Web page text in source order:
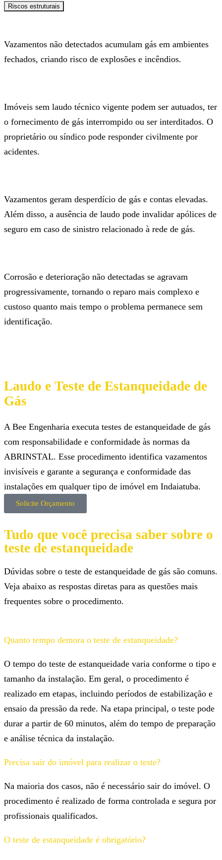
Riscos estruturais
Vazamentos não detectados acumulam gás em ambientes
fechados, criando risco de explosões e incêndios.
Imóveis sem laudo técnico vigente podem ser autuados, ter
o fornecimento de gás interrompido ou ser interditados. O
proprietário ou síndico pode responder civilmente por
acidentes.
Vazamentos geram desperdício de gás e contas elevadas.
Além disso, a ausência de laudo pode invalidar apólices de
seguro em caso de sinistro relacionado à rede de gás.
Corrosão e deterioração não detectadas se agravam
progressivamente, tornando o reparo mais complexo e
custoso quanto mais tempo o problema permanece sem
identificação.
Laudo e Teste de Estanqueidade de
Gás
A Bee Engenharia executa testes de estanqueidade de gás
com responsabilidade e conformidade às normas da
ABRINSTAL. Esse procedimento identifica vazamentos
invisíveis e garante a segurança e conformidade das
instalações em qualquer tipo de imóvel em Indaiatuba.
Solicite Orçamento
Tudo que você precisa saber sobre o
teste de estanqueidade
Dúvidas sobre o teste de estanqueidade de gás são comuns.
Veja abaixo as respostas diretas para as questões mais
frequentes sobre o procedimento.
Quanto tempo demora o teste de estanqueidade?
O tempo do teste de estanqueidade varia conforme o tipo e
tamanho da instalação. Em geral, o procedimento é
realizado em etapas, incluindo períodos de estabilização e
ensaio da pressão da rede. Na etapa principal, o teste pode
durar a partir de 60 minutos, além do tempo de preparação
e análise técnica da instalação.
Precisa sair do imóvel para realizar o teste?
Na maioria dos casos, não é necessário sair do imóvel. O
procedimento é realizado de forma controlada e segura por
profissionais qualificados.
O teste de estanqueidade é obrigatório?